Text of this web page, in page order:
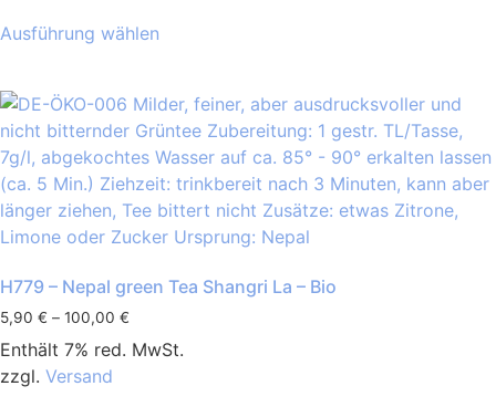
Ausführung wählen
H779 – Nepal green Tea Shangri La – Bio
5,90 € – 100,00 €
Enthält 7% red. MwSt.
zzgl. Versand